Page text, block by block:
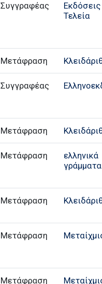
Συγγραφέας
Τελεία
Μετάφραση
Συγγραφέας
Μετάφραση
Μετάφραση
ελληνικά
γράμματα
Μετάφραση
Μετάφραση
Μετάφραση